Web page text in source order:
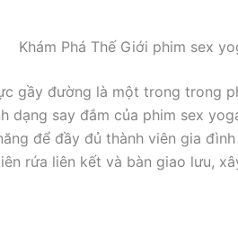
gầy đường là một trong trong
dạng say đắm của phim sex
để đầy đủ thành viên gia
rứa liên kết và bàn giao lưu,